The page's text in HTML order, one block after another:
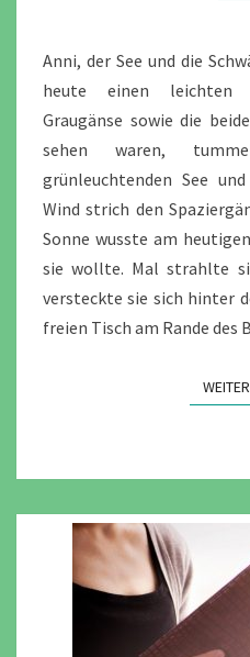
Anni, der See und die
heute einen leichten
Graugänse sowie die
sehen waren,
grünleuchtenden See
Wind strich den
Sonne wusste am
sie wollte. Mal strahlte
versteckte sie sich hinter
freien Tisch am Rande